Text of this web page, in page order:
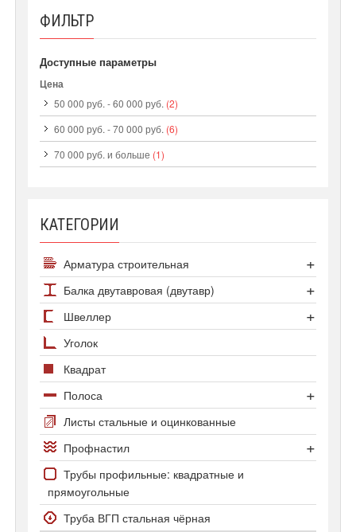
КАТЕГОРИИ
Арматура строительная
Арматура А500С
Арматура А1
Арматура А3 25Г2С
Арматура А3 35ГС
Арматура Ат800
Балка двутавровая (двутавр)
Сортамент двутавров
Двутавр колонный
Двутавр нормальный
Двутавр широкополочный
Швеллер
Швеллер гнутый
Швеллер горячекатаный
Уголок
Квадрат
Полоса
Полоса стальная
Полоса оцинкованная
Листы стальные и оцинкованные
Профнастил
Профнастил С-8
Профнастил С20 и С21
Трубы профильные: квадратные и
прямоугольные
Труба ВГП стальная чёрная
ФИЛЬТР
Доступные параметры
Цена
50 000 руб. -60 000 руб. (2)
60 000 руб. -70 000 руб. (6)
70 000 руб. и больше (1)